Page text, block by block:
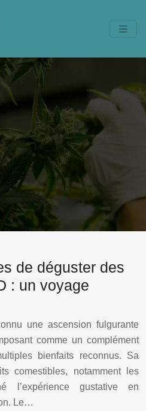
de déguster des
: un voyage
une ascension fulgurante
comme un complément
bienfaits reconnus. Sa
comestibles, notamment les
l’expérience gustative en
Le…